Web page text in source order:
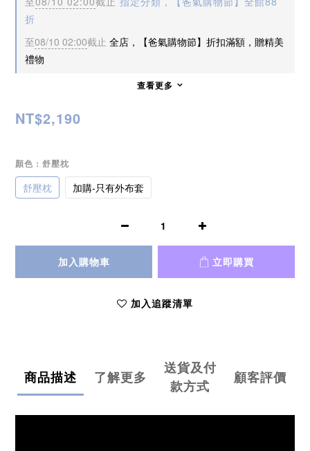
折
至08/10 02:00截止 全店，【爸氣購物節】折扣滿額，贈精美
禮物
查看更多
NT$2,190
顏色 : 舒壓枕
舒壓枕 加購-只有外布套
加入購物車 立即購買
加入追蹤清單
商品描述 了解更多
送貨及付
款方式
顧客評價